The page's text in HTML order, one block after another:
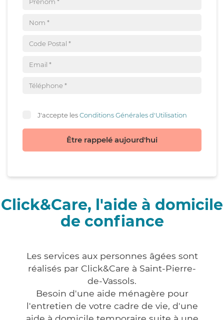
J'accepte lesConditions Générales d'Utilisation
Être rappelé aujourd'hui
Click&Care, l'aide à domicile
de confiance
Les services aux personnes âgées sont
réalisés par Click&Care à Saint-Pierre-
de-Vassols.
Besoin d'une aide ménagère pour
l'entretien de votre cadre de vie, d'une